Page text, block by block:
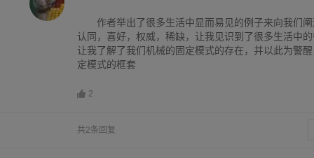
作者举出了很多生活中显而易见的例子来向我们
认同，喜好，权威，稀缺，让我见识到了很多生活中
让我了解了我们机械的固定模式的存在，并以此为警
定模式的框套
2
共2条回复